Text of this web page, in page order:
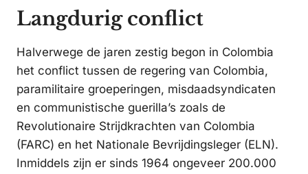
Langdurig conflict
Halverwege de jaren zestig begon in Colombia
het conflict tussen de regering van Colombia,
paramilitaire groeperingen, misdaadsyndicaten
en communistische guerilla’s zoals de
Revolutionaire Strijdkrachten van Colombia
(FARC) en het Nationale Bevrijdingsleger (ELN).
Inmiddels zijn er sinds 1964 ongeveer 200.000